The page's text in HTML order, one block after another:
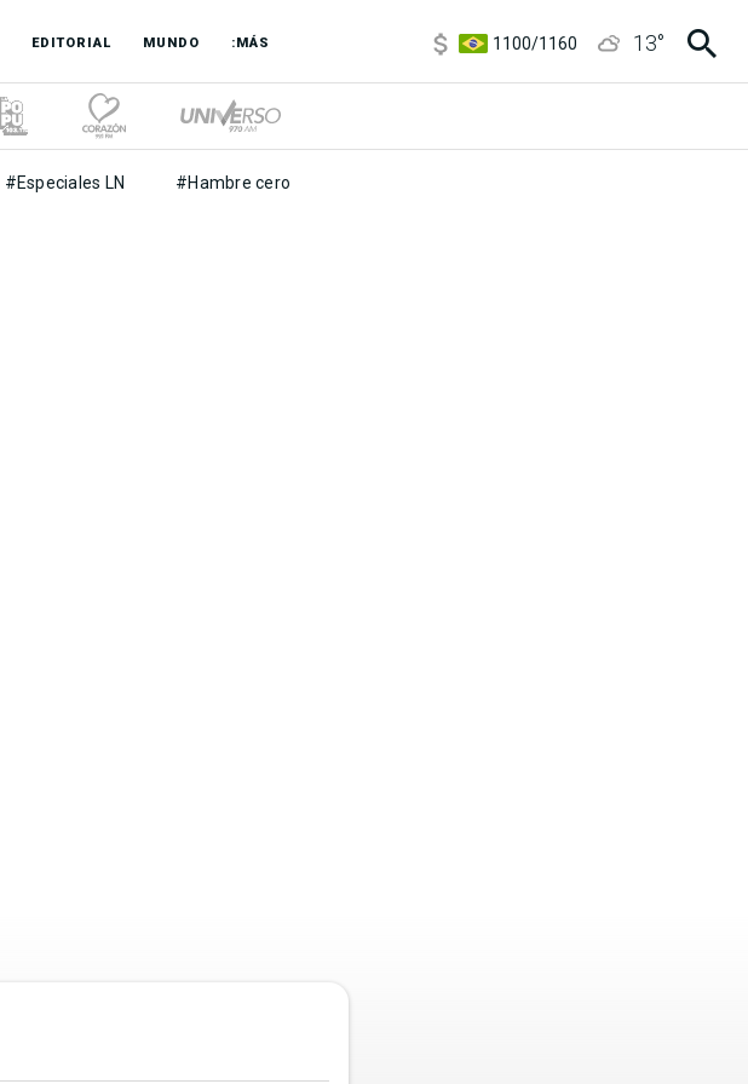
EDITORIAL MUNDO :MÁS
1100/1160
13°
#Especiales LN #Hambre cero